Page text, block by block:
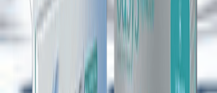
"Sepeti Onayla" butonuna tıklayın. Teslimat adresinizi
girin (kayıtlı adresinizi kullanabilir veya yeni adres
ekleyebilirsiniz) ve güvenli ödeme sayfasından kredi kartı
ile ödemenizi tamamlayın.
Siparişiniz Yolda!
Siparişiniz hemen hazırlanmaya başlanır ve kargo ile
adresinize teslim edilir. Sipariş durumunuzu "Hesabım"